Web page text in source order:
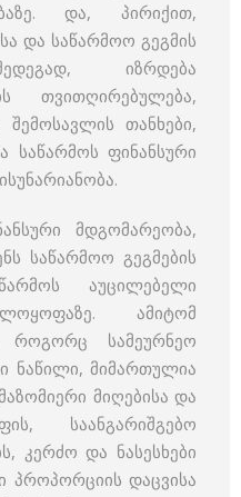
და, პირიქით,
და საწარმოო გეგმის
იზრდება
თვითღირებულება,
თანხები,
საწარმოს ფინანსური
მდგომარეობა,
საწარმოო გეგმების
აუცილებელი
ამიტომ
როგორც სამეურნეო
ნაწილი, მიმართულია
მიღებისა და
საანგარიშგებო
კერძო და ნასესხები
პროპორციის დაცვისა